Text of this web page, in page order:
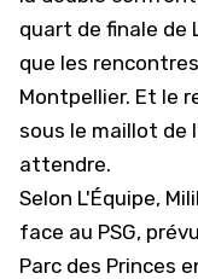
quart de finale de
que les
Montpellier. Et le
sous le maillot de
attendre.
Selon L'Équipe,
face au PSG,
Parc des Princes